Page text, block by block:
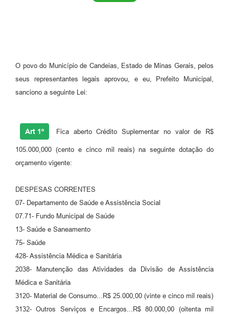
Canal da Ouvidoria
Prevican
Vigilância em Saúde
Creche Municipal
Farmácia Municipal
Orientações COVID-19
Contratos
Carta de Serviços
Legislação
O povo do Município de Candeias, Estado de Minas Gerais, pelos
seus representantes legais aprovou, e eu, Prefeito Municipal,
sanciono a seguinte Lei:
Art 1º Fica aberto Crédito Suplementar no valor de R$
105.000,000 (cento e cinco mil reais) na seguinte dotação do
orçamento vigente:
DESPESAS CORRENTES
07- Departamento de Saúde e Assistência Social
07.71- Fundo Municipal de Saúde
13- Saúde e Saneamento
75- Saúde
428- Assistência Médica e Sanitária
2038- Manutenção das Atividades da Divisão de Assistência
Médica e Sanitária
3120- Material de Consumo...R$ 25.000,00 (vinte e cinco mil reais)
3132- Outros Serviços e Encargos...R$ 80.000,00 (oitenta mil